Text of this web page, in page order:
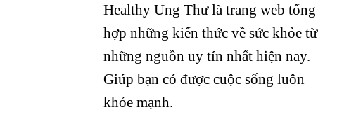
Healthy Ung Thư là trang web tổng
hợp những kiến thức về sức khỏe từ
những nguồn uy tín nhất hiện nay.
Giúp bạn có được cuộc sống luôn
khỏe mạnh.